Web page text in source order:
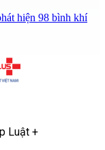
hiện 98 bình khí
Luật +